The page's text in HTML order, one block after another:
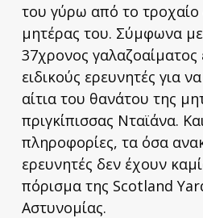
του γύρω από το
μητέρας του. Σύμφωνα
37χρονος γαλαζοαίματος
ειδικούς ερευνητές για
αίτια του θανάτου της
πριγκίπισσας Νταϊάνα.
πληροφορίες, τα όσα
ερευνητές δεν έχουν
πόρισμα της Scotland
Αστυνομίας.